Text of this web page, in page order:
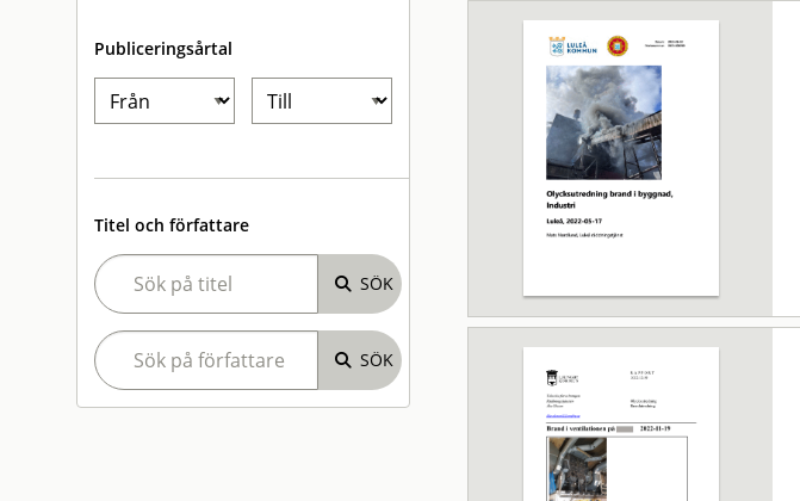
Publiceringsårtal
Titel och författare